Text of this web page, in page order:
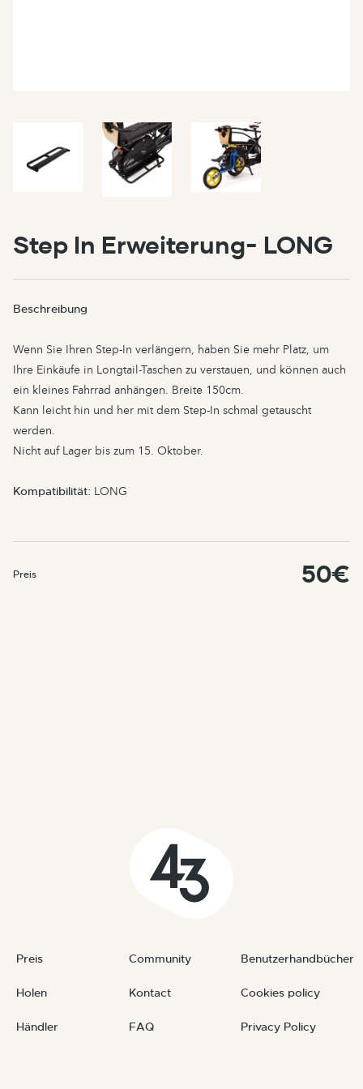
Step In Erweiterung- LONG
Beschreibung
Wenn Sie Ihren Step-In verlängern, haben Sie mehr Platz, um
Ihre Einkäufe in Longtail-Taschen zu verstauen, und können auch
ein kleines Fahrrad anhängen. Breite 150cm.
Kann leicht hin und her mit dem Step-In schmal getauscht
werden.
Nicht auf Lager bis zum 15. Oktober.
Kompatibilität: LONG
Preis 50€
Preis
Holen
Händler
Community
Kontact
FAQ
Benutzerhandbücher
Cookies policy
Privacy Policy